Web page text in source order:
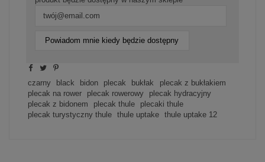
Powiadom mnie kiedy będzie dostępny
czarny black bidon plecak bukłak
plecak z bukłakiem
plecak na rower
plecak rowerowy
plecak hydracyjny
plecak z bidonem
plecak thule
plecaki thule
plecak turystyczny thule
thule uptake thule uptake 12